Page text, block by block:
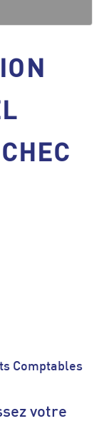
Comptables
votre